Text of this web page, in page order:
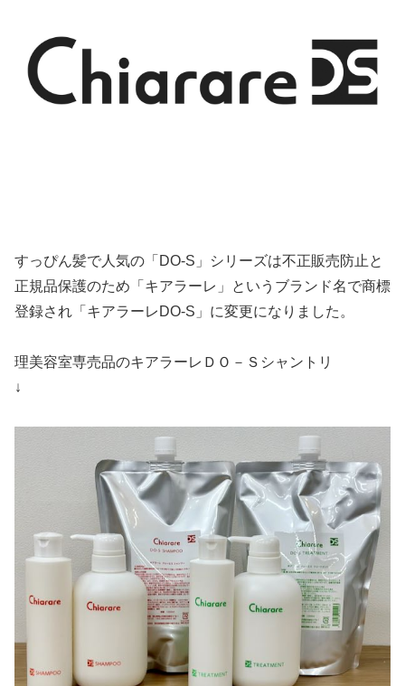
すっぴん髪で人気の「DO-S」シリーズは不正販売防止と
正規品保護のため「キアラーレ」というブランド名で商標
登録され「キアラーレDO-S」に変更になりました。
理美容室専売品のキアラーレＤＯ－Ｓシャントリ
↓